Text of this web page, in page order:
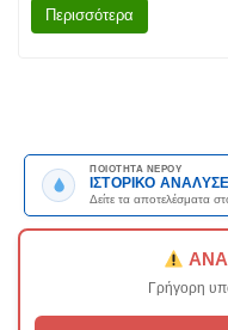
Περισσότερα
ΠΟΙΟΤΗΤΑ ΝΕΡΟΥ
ΙΣΤΟΡΙΚΟ
Δείτε τα αποτελέσματα
Γρήγορη